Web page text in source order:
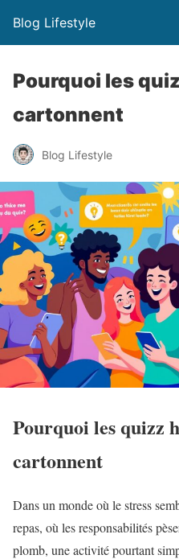
Blog Lifestyle
Pourquoi les
cartonnent
Blog Lifestyle
Pourquoi lesquizz
cartonnent
Dans un monde où le stress
repas, où les responsabilités
plomb, une activité pourtant